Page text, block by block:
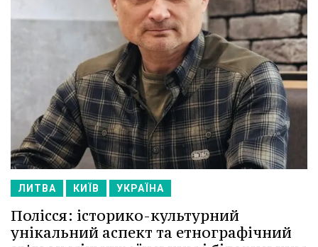
ЛИТВА КИЇВ УКРАЇНА
Полісся: історико-культурний
унікальний аспект та етнографічний